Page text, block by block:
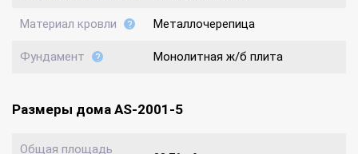
Материал кровли Металлочерепица
Фундамент Монолитная ж/б плита
Размеры дома AS-2001-5
Общая площадь